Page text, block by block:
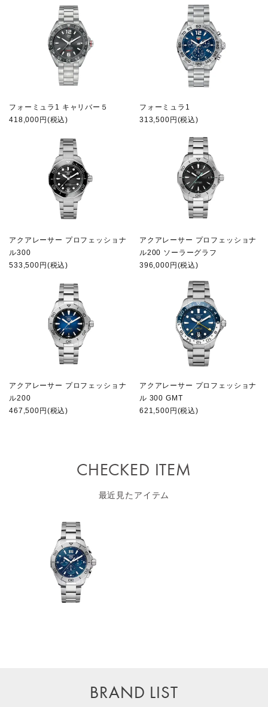
フォーミュラ1 キャリバー５
418,000円(税込)
フォーミュラ1
313,500円(税込)
アクアレーサー プロフェッショナ
ル300
533,500円(税込)
アクアレーサー プロフェッショナ
ル200 ソーラーグラフ
396,000円(税込)
アクアレーサー プロフェッショナ
ル200
467,500円(税込)
アクアレーサー プロフェッショナ
ル 300 GMT
621,500円(税込)
CHECKED ITEM
最近見たアイテム
BRAND LIST